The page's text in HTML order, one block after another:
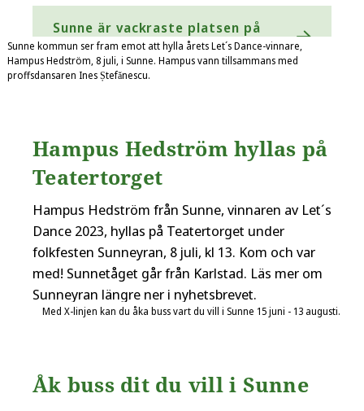
Sunne är vackraste platsen på
jorden
Sunne kommun ser fram emot att hylla årets Let´s Dance-vinnare,
Hampus Hedström, 8 juli, i Sunne. Hampus vann tillsammans med
proffsdansaren Ines Ștefănescu.
Hampus Hedström hyllas på
Teatertorget
Hampus Hedström från Sunne, vinnaren av Let´s
Dance 2023, hyllas på Teatertorget under
folkfesten Sunneyran, 8 juli, kl 13. Kom och var
med! Sunnetåget går från Karlstad. Läs mer om
Sunneyran längre ner i nyhetsbrevet.
Med X-linjen kan du åka buss vart du vill i Sunne 15 juni - 13 augusti.
Åk buss dit du vill i Sunne